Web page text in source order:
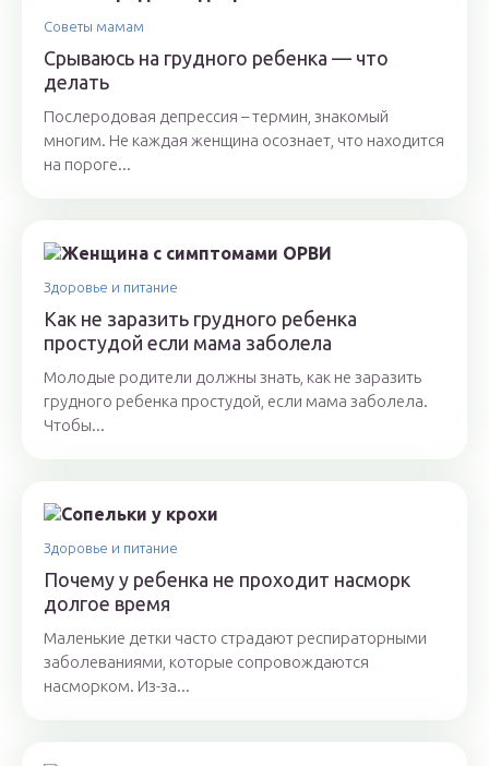
Советы мамам
Срываюсь на грудного ребенка — что
делать
Послеродовая депрессия – термин, знакомый
многим. Не каждая женщина осознает, что находится
на пороге...
Здоровье и питание
Как не заразить грудного ребенка
простудой если мама заболела
Молодые родители должны знать, как не заразить
грудного ребенка простудой, если мама заболела.
Чтобы...
Здоровье и питание
Почему у ребенка не проходит насморк
долгое время
Маленькие детки часто страдают респираторными
заболеваниями, которые сопровождаются
насморком. Из-за...